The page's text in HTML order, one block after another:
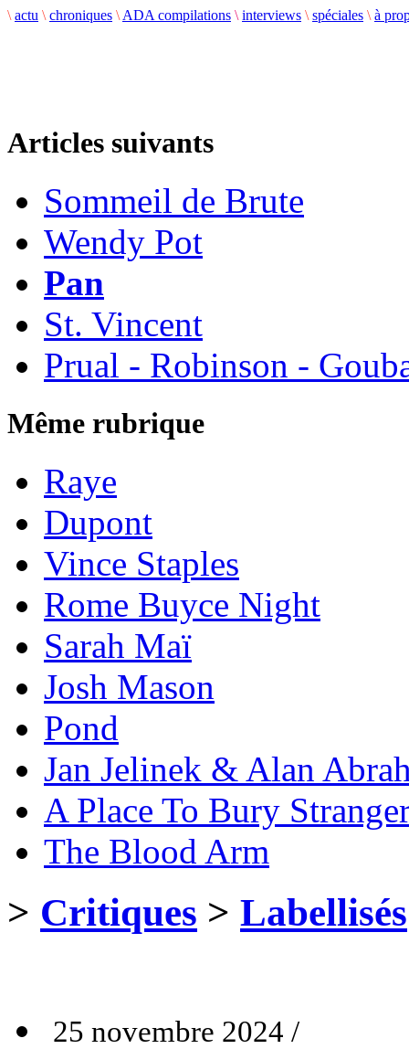
\ actu \ chroniques \ ADA compilations \ interviews \ spéciales \ à
Articles suivants
Sommeil de Brute
Wendy Pot
Pan
St. Vincent
Prual - Robinson -
Même rubrique
Raye
Dupont
Vince Staples
Rome Buyce Night
Sarah Maï
Josh Mason
Pond
Jan Jelinek & Alan
A Place To Bury
The Blood Arm
> Critiques > Labellisés
25 novembre 2024 /